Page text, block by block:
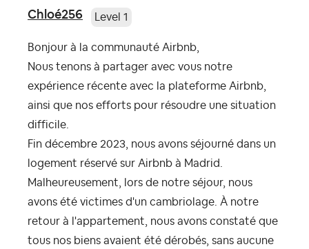
Chloé256 Level 1
Bonjour à la communauté Airbnb,
Nous tenons à partager avec vous notre
expérience récente avec la plateforme Airbnb,
ainsi que nos efforts pour résoudre une situation
difficile.
Fin décembre 2023, nous avons séjourné dans un
logement réservé sur Airbnb à Madrid.
Malheureusement, lors de notre séjour, nous
avons été victimes d'un cambriolage. À notre
retour à l'appartement, nous avons constaté que
tous nos biens avaient été dérobés, sans aucune